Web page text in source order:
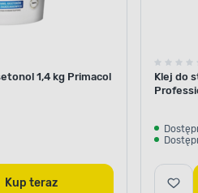
1,4 kg Primacol
Kup teraz
Klej do